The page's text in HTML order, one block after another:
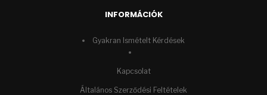
INFORMÁCIÓK
Gyakran Ismételt Kérdések
Kapcsolat
Általános Szerződési Feltételek